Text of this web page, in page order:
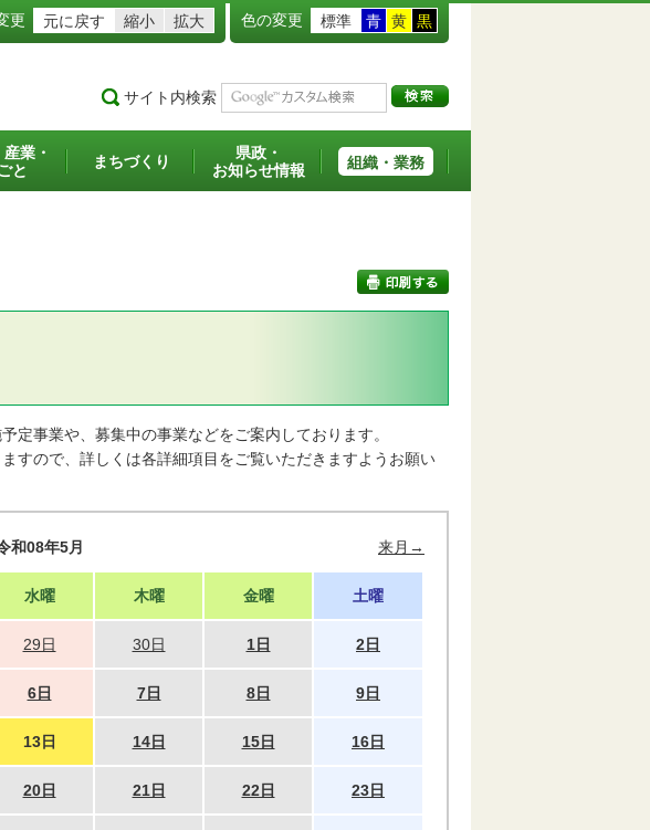
更 元に戻す 縮小 拡大 色の変更 標準 青 黄 黒
サイト内検索
業・
と
まちづくり
県政・
お知らせ情報
組織・業務
事業や、募集中の事業などをご案内しております。
ので、詳しくは各詳細項目をご覧いただきますようお願い
和08年5月 来月→
水曜 木曜 金曜 土曜
29日 30日 1日 2日
6日 7日 8日 9日
13日 14日 15日 16日
20日 21日 22日 23日